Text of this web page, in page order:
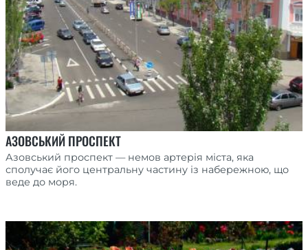
АЗОВСЬКИЙ ПРОСПЕКТ
Азовський проспект — немов артерія міста, яка
сполучає його центральну частину із набережною, що
веде до моря.